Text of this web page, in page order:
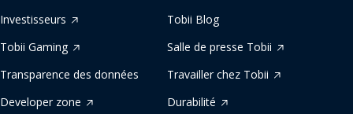
Investisseurs
Tobii Blog
Tobii Gaming
Salle de presse Tobii
Transparence des données
Travailler chez Tobii
Developer zone
Durabilité